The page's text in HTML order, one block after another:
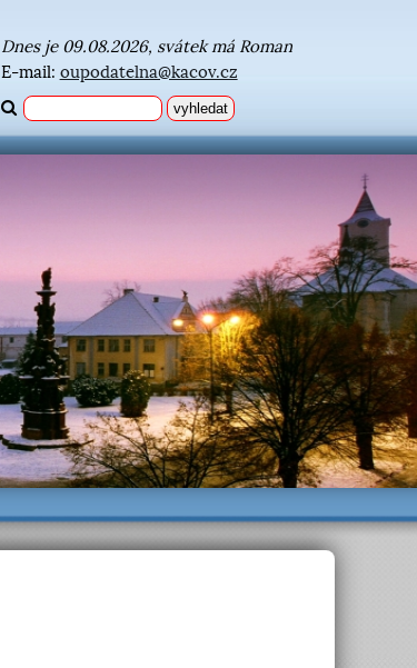
Dnes je 09.08.2026, svátek má Roman
E-mail: oupodatelna@kacov.cz